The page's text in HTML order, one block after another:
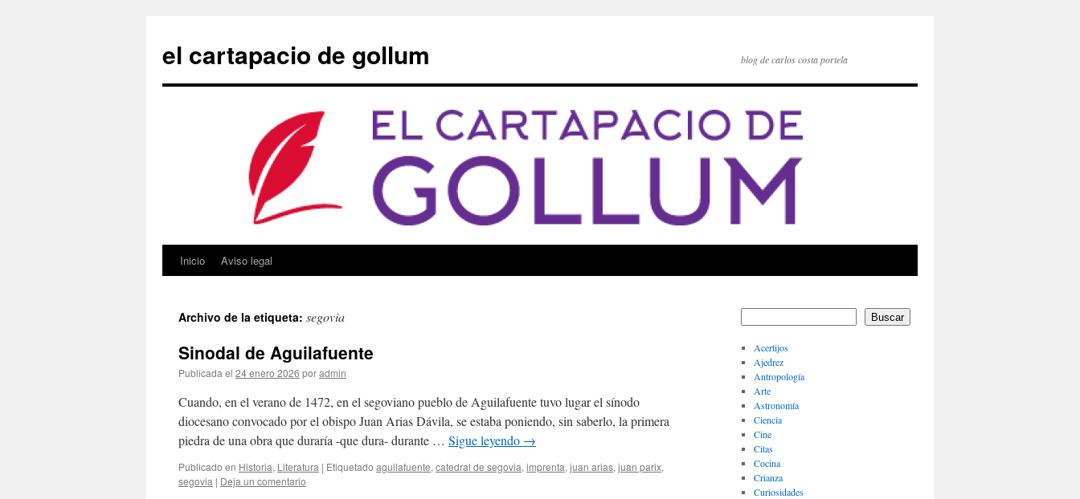
contenido
el cartapacio de gollum blog de carlos costa portela
Inicio Aviso legal
Archivo de la etiqueta: segovia
Sinodal de Aguilafuente
Publicada el 24 enero 2026 poradmin
Cuando, en el verano de 1472, en el segoviano pueblo de Aguilafuente tuvo lugar el sínodo
diocesano convocado por el obispo Juan Arias Dávila, se estaba poniendo, sin saberlo, la primera
piedra de una obra que duraría -que dura- durante … Sigue leyendo →
Publicado en Historia, Literatura | Etiquetado aguilafuente, catedral de segovia, imprenta, juan arias, juan parix,
segovia | Deja un comentario
Buscar
Acertijos
Ajedrez
Antropología
Arte
Astronomía
Ciencia
Cine
Citas
Cocina
Crianza
Curiosidades